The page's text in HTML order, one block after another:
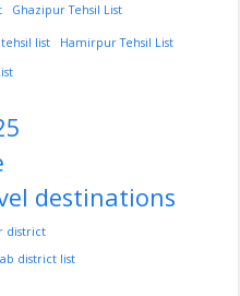
Ghazipur Tehsil List
list
Hamirpur Tehsil List
destinations
district
district list